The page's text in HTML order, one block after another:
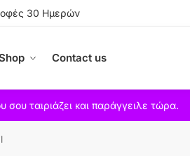
30 Ημερών
Contact us
ταιριάζει και παράγγειλε τώρα.